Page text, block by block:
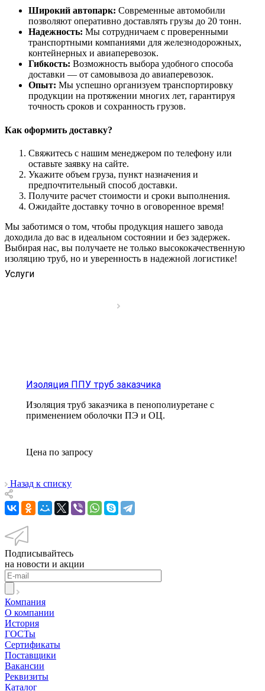
Широкий автопарк: Современные автомобили
позволяют оперативно доставлять грузы до 20 тонн.
Надежность: Мы сотрудничаем с проверенными
транспортными компаниями для железнодорожных,
контейнерных и авиаперевозок.
Гибкость: Возможность выбора удобного способа
доставки — от самовывоза до авиаперевозок.
Опыт: Мы успешно организуем транспортировку
продукции на протяжении многих лет, гарантируя
точность сроков и сохранность грузов.
Как оформить доставку?
Свяжитесь с нашим менеджером по телефону или
оставьте заявку на сайте.
Укажите объем груза, пункт назначения и
предпочтительный способ доставки.
Получите расчет стоимости и сроки выполнения.
Ожидайте доставку точно в оговоренное время!
Мы заботимся о том, чтобы продукция нашего завода
доходила до вас в идеальном состоянии и без задержек.
Выбирая нас, вы получаете не только высококачественную
изоляцию труб, но и уверенность в надежной логистике!
Услуги
Изоляция ППУ труб заказчика
Изоляция труб заказчика в пенополиуретане с
применением оболочки ПЭ и ОЦ.
Цена по запросу
Назад к списку
Подписывайтесь
на новости и акции
Компания
О компании
История
ГОСТы
Сертификаты
Поставщики
Вакансии
Реквизиты
Каталог